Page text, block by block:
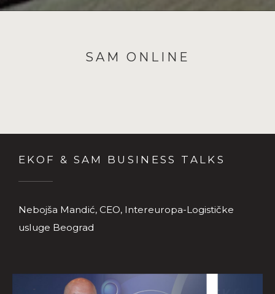
SAM ONLINE
EKOF & SAM BUSINESS TALKS
Nebojša Mandić, CEO, Intereuropa-Logističke
usluge Beograd